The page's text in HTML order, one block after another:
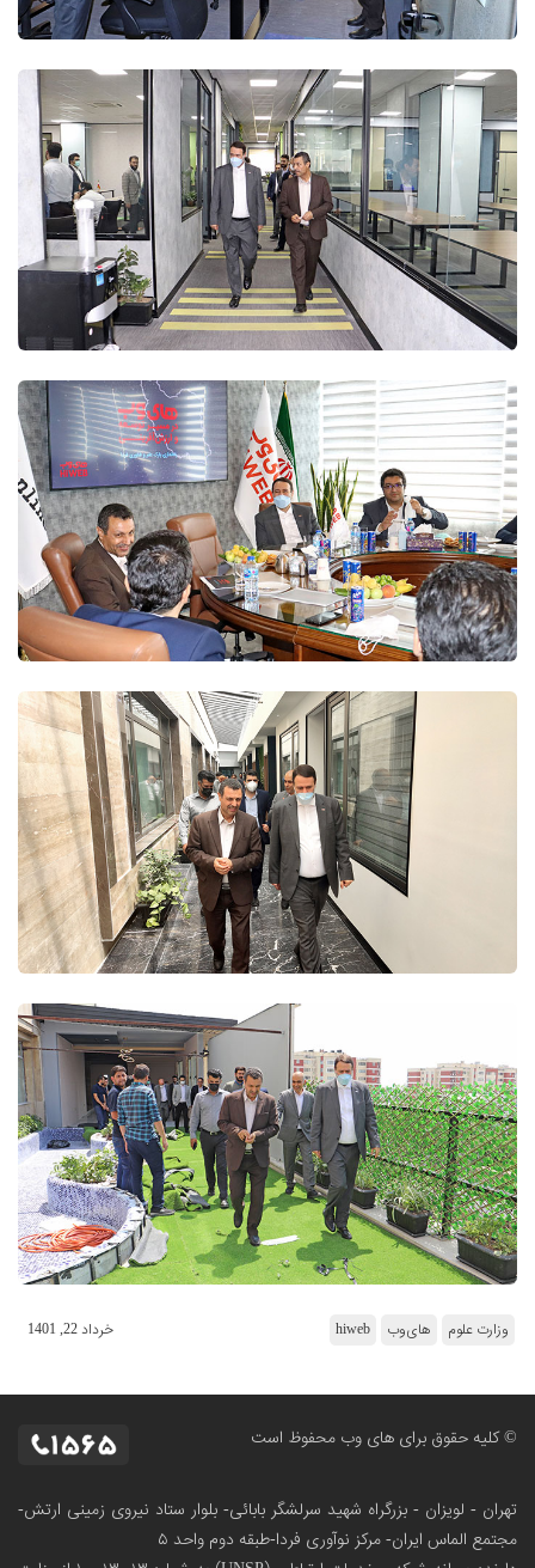
وزارت علوم های‌وب hiweb خرداد 22, 1401
© کلیه حقوق برای های وب محفوظ است
تهران - لویزان - بزرگراه شهید سرلشگر بابائی- بلوار ستاد نیروی زمینی ارتش-
مجتمع الماس ایران- مرکز نوآوری فردا-طبقه دوم واحد ۵